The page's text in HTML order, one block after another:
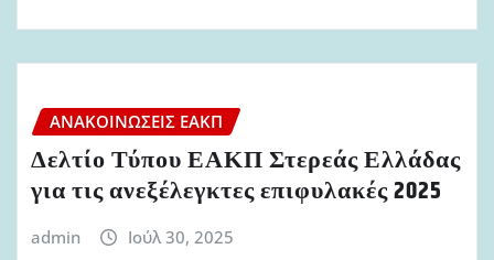
ΑΝΑΚΟΙΝΏΣΕΙΣ ΕΑΚΠ
Δελτίο Τύπου ΕΑΚΠ Στερεάς Ελλάδας
για τις ανεξέλεγκτες επιφυλακές 2025
admin Ιούλ 30, 2025